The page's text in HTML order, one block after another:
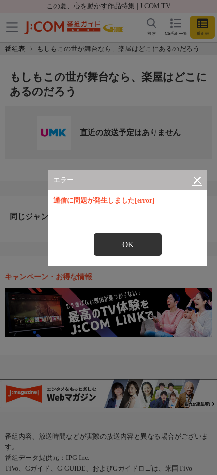
この夏、心を動かす作品特集 | J:COM TV
CS番組一覧 番組表
検索
番組表 もしもこの世が舞台なら、楽屋はどこにあるのだろう
エラー
通信に問題が発生しました[error]
OK
もしもこの世が舞台なら、楽屋はどこに
あるのだろう
直近の放送予定はありません
同じジャンルのおすすめ番組
キャンペーン・お得な情報
番組内容、放送時間などが実際の放送内容と異なる場合がございま
す。
番組データ提供元：IPG Inc.
TiVo、Gガイド、G-GUIDE、およびGガイドロゴは、米国TiVo